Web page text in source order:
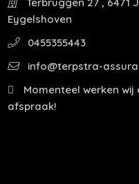
Eygelshoven
0455355443
info@terpstra-
Momenteel werken wij
afspraak!